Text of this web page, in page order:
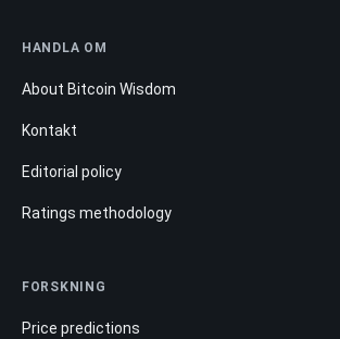
HANDLA OM
About Bitcoin Wisdom
Kontakt
Editorial policy
Ratings methodology
FORSKNING
Price predictions